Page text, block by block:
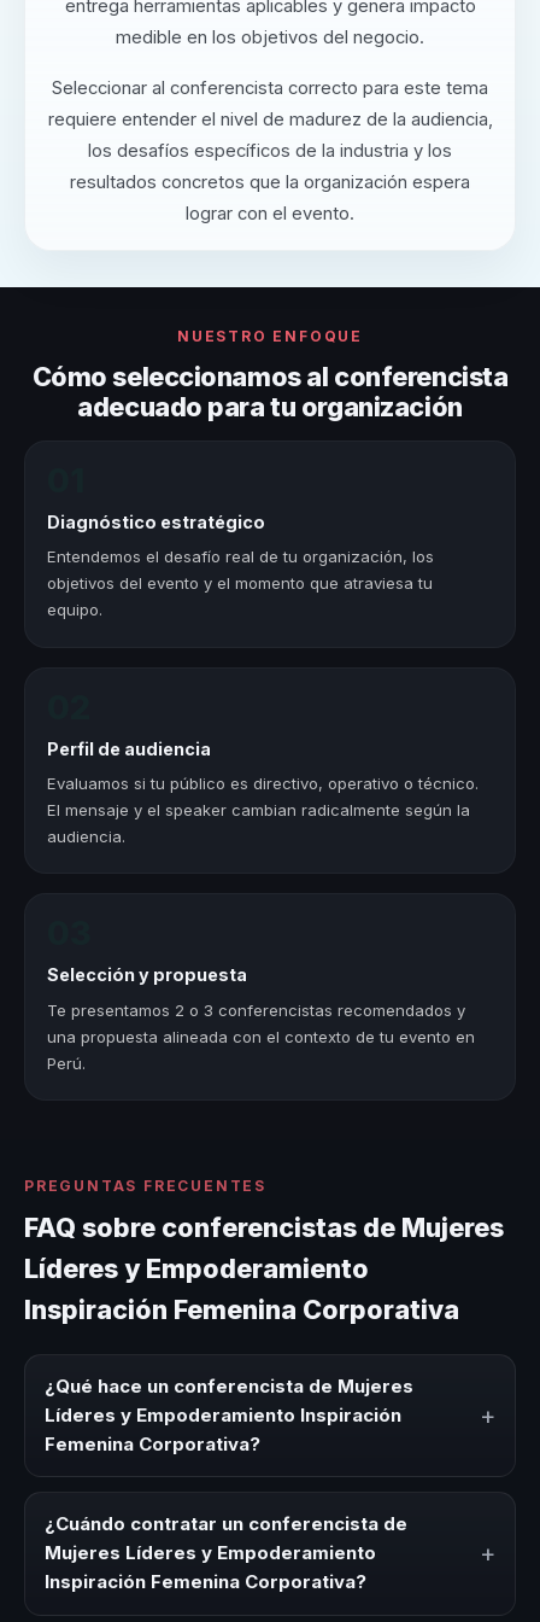
entrega herramientas aplicables y genera impacto
medible en los objetivos del negocio.
Seleccionar al conferencista correcto para este tema
requiere entender el nivel de madurez de la audiencia,
los desafíos específicos de la industria y los
resultados concretos que la organización espera
lograr con el evento.
NUESTRO ENFOQUE
Cómo seleccionamos al conferencista
adecuado para tu organización
Diagnóstico estratégico
Entendemos el desafío real de tu organización, los
objetivos del evento y el momento que atraviesa tu
equipo.
Perfil de audiencia
Evaluamos si tu público es directivo, operativo o técnico.
El mensaje y el speaker cambian radicalmente según la
audiencia.
Selección y propuesta
Te presentamos 2 o 3 conferencistas recomendados y
una propuesta alineada con el contexto de tu evento en
Perú.
PREGUNTAS FRECUENTES
FAQ sobre conferencistas de Mujeres
Líderes y Empoderamiento
Inspiración Femenina Corporativa
¿Qué hace un conferencista de Mujeres
Líderes y Empoderamiento Inspiración
Femenina Corporativa?
+
Inspiración Femenina Corporativa es un experto que
comparte conocimiento, estrategias y experiencias sobre
este tema en eventos corporativos, convenciones y
seminarios. Su objetivo es generar reflexión, inspiración y
¿Cuándo contratar un conferencista de
Mujeres Líderes y Empoderamiento
Inspiración Femenina Corporativa?
+